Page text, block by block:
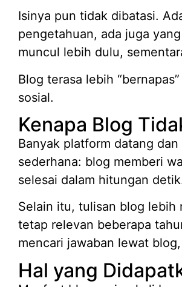
Isinya pun tidak dibatasi.
pengetahuan, ada juga
muncul lebih dulu,
Blog terasa lebih
sosial.
Kenapa Blog
Banyak platform datang
sederhana: blog memberi
selesai dalam hitungan
Selain itu, tulisan blog lebih
tetap relevan beberapa
mencari jawaban lewat
Hal yang